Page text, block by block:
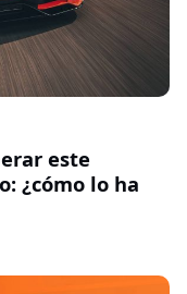
este
¿cómo lo ha